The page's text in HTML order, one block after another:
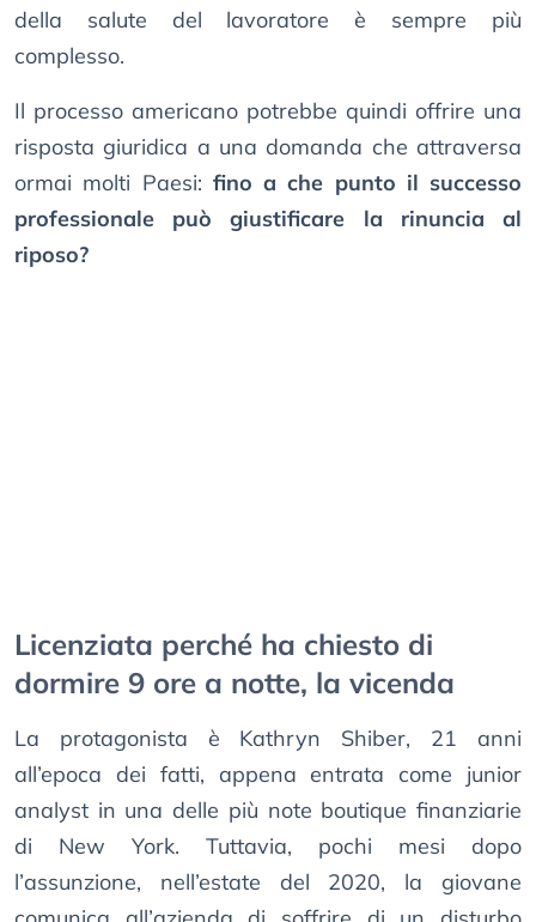
della salute del lavoratore è sempre più
complesso.
Il processo americano potrebbe quindi offrire una
risposta giuridica a una domanda che attraversa
ormai molti Paesi: fino a che punto il successo
professionale può giustificare la rinuncia al
riposo?
Licenziata perché ha chiesto di
dormire 9 ore a notte, la vicenda
La protagonista è Kathryn Shiber, 21 anni
all’epoca dei fatti, appena entrata come junior
analyst in una delle più note boutique finanziarie
di New York. Tuttavia, pochi mesi dopo
l’assunzione, nell’estate del 2020, la giovane